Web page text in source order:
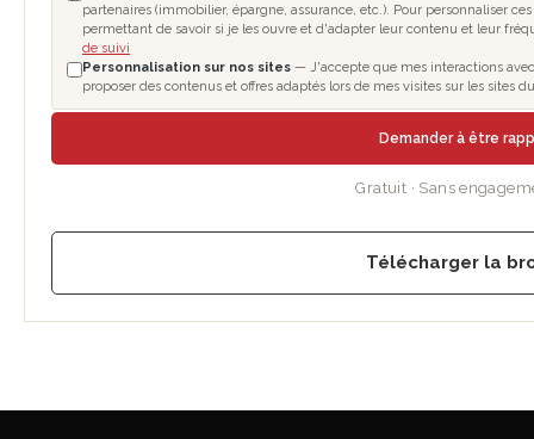
partenaires (immobilier, épargne, assurance, etc.). Pour personnaliser
permettant de savoir si je les ouvre et d'adapter leur contenu et leur
de suivi
Personnalisation sur nos sites — J'accepte que mes interactions
proposer des contenus et offres adaptés lors de mes visites sur les sites
Demander à être
Gratuit · Sans
Télécharger la